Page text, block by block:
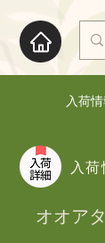
入荷
入荷
オオア